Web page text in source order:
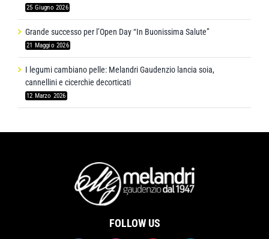
25 Giugno 2026
Grande successo per l’Open Day “In Buonissima Salute”
21 Maggio 2026
I legumi cambiano pelle: Melandri Gaudenzio lancia soia,
cannellini e cicerchie decorticati
12 Marzo 2026
FOLLOW US